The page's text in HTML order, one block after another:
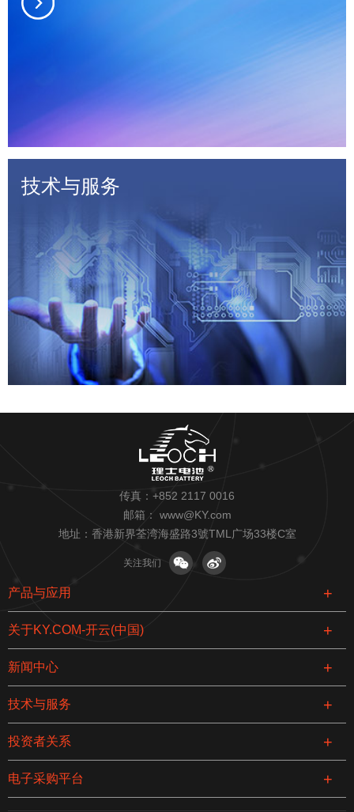
技术与服务
传真：+852 2117 0016
邮箱： www@KY.com
地址：香港新界荃湾海盛路3號TML广场33楼C室
关注我们
产品与应用
关于KY.COM-开云(中国)
新闻中心
技术与服务
投资者关系
电子采购平台